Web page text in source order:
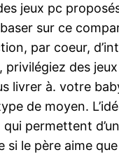
jeux pc
sur ce
par coeur,
des
livrer à. votre
de moyen.
permettent
si le père aime